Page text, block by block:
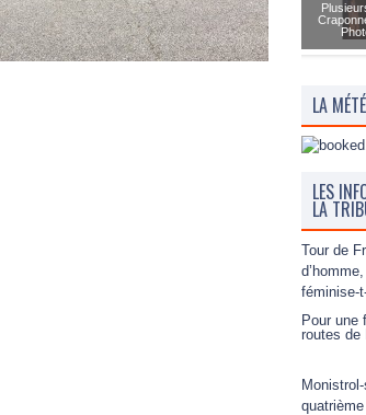
LA
LES
LA
Tour de
féminise-
Pour une
routes de